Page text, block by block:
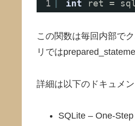
1 int ret =
この関数は毎回内部で
リでは
詳細は以下のドキュメ
SQLite – One-